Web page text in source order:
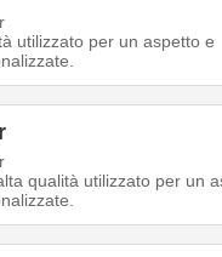
utilizzato per un aspetto e
qualità utilizzato per un